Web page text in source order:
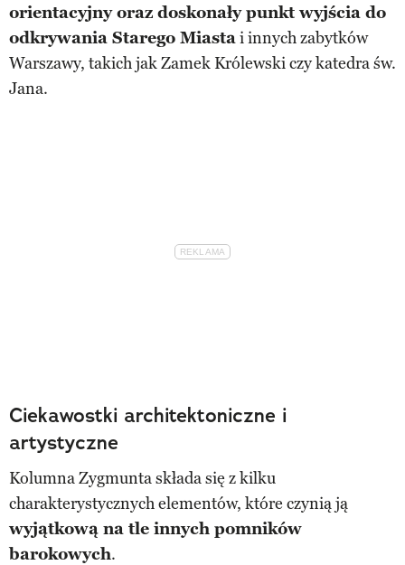
orientacyjny oraz doskonały punkt wyjścia do
odkrywania Starego Miastai innych zabytków
Warszawy, takich jak Zamek Królewski czy katedra św.
Jana.
Ciekawostki architektoniczne i
artystyczne
Kolumna Zygmunta składa się z kilku
charakterystycznych elementów, które czynią ją
wyjątkową na tle innych pomników
barokowych.